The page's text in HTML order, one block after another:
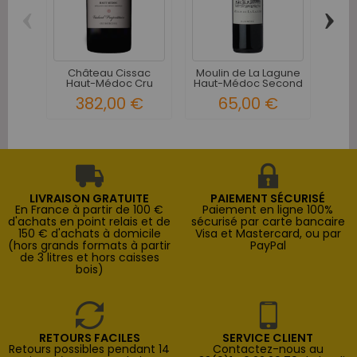
Château Cissac
Haut-Médoc Cru
382,00 €
Moulin de La Lagune
Haut-Médoc Second
65,00 €
›
LIVRAISON GRATUITE
En France à partir de 100 €
d'achats en point relais et de
150 € d'achats à domicile
(hors grands formats à partir
de 3 litres et hors caisses
bois)
PAIEMENT SÉCURISÉ
Paiement en ligne 100%
sécurisé par carte bancaire
Visa et Mastercard, ou par
PayPal
RETOURS FACILES
Retours possibles pendant 14
SERVICE CLIENT
Contactez-nous au